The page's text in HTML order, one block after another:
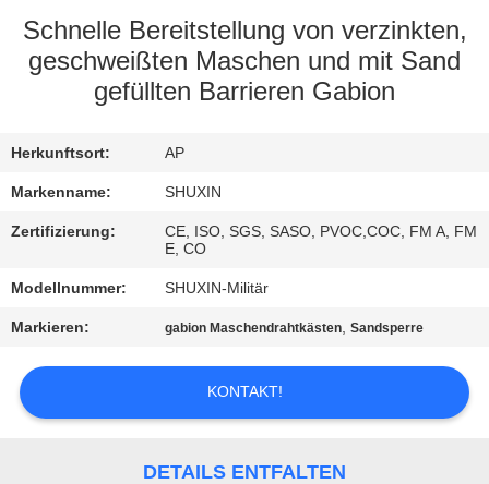
QUALITÄTSKONTROLLE
KONTAKT
UNS
NACHRICHTEN
BITTE UM
EIN
ANGEBOT
Schnelle Bereitstellung von verzinkten,
geschweißten Maschen und mit Sand
gefüllten Barrieren Gabion
Herkunftsort: AP
Markenname: SHUXIN
Zertifizierung:
CE, ISO, SGS, SASO, PVOC,COC, FM A, FM
E, CO
Modellnummer: SHUXIN-Militär
Markieren: gabion Maschendrahtkästen,Sandsperre
KONTAKT!
DETAILS ENTFALTEN